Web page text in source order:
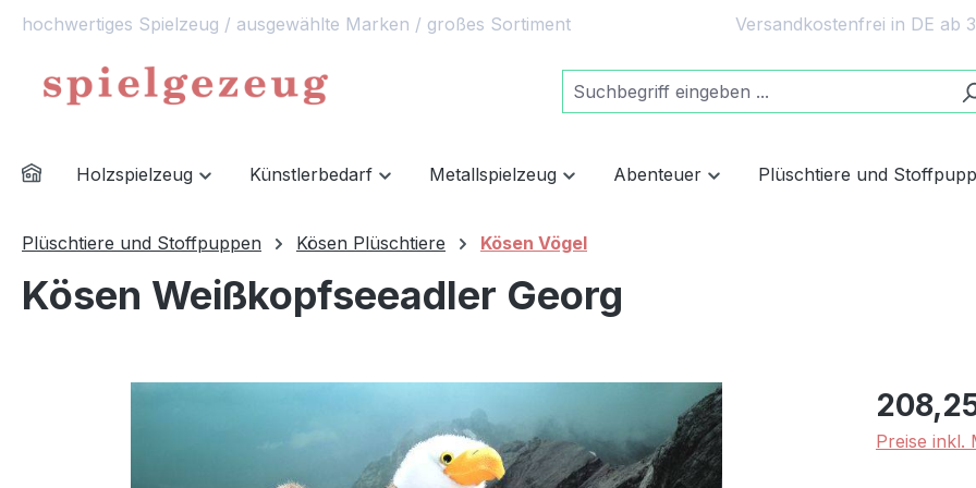
Zur Hauptnavigation springen
hochwertiges Spielzeug / ausgewählte Marken / großes Sortiment Versandkostenfrei in DE ab
Holzspielzeug Künstlerbedarf Metallspielzeug Abenteuer Plüschtiere und
Plüschtiere und Stoffpuppen Kösen Plüschtiere Kösen Vögel
Kösen Weißkopfseeadler Georg
Bildergalerie überspringen
Preise inkl.